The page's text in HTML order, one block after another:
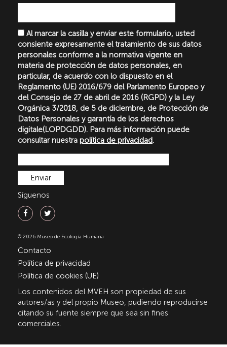
Al marcar la casilla y enviar este formulario, usted
consiente expresamente el tratamiento de sus datos
personales conforme a la normativa vigente en
materia de protección de datos personales, en
particular, de acuerdo con lo dispuesto en el
Reglamento (UE) 2016/679 del Parlamento Europeo y
del Consejo de 27 de abril de 2016 (RGPD) y la Ley
Orgánica 3/2018, de 5 de diciembre, de Protección de
Datos Personales y garantía de los derechos
digitale(LOPDGDD). Para más información puede
consultar nuestra política de privacidad.
Síguenos
© 2026 Museo de Ecología Humana
Contacto
Política de privacidad
Política de cookies (UE)
Los contenidos del MVEH son propiedad de sus
autores/as y del propio Museo, pudiendo reproducirse
citando su fuente siempre que sea sin fines
comerciales.